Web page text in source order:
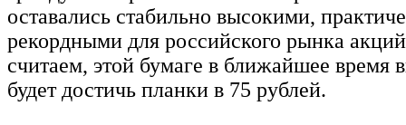
оставались стабильно высокими,
рекордными для российского рынка
считаем, этой бумаге в ближайшее время
будет достичь планки в 75 рублей.